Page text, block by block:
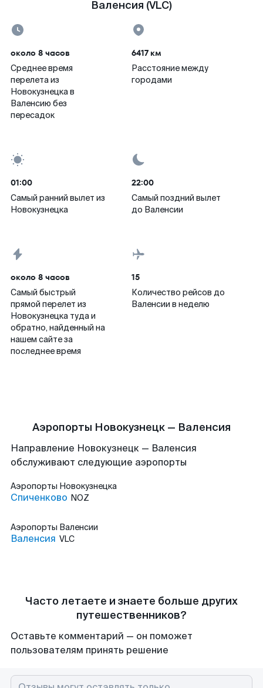
Валенсия (VLC)
около 8 часов
Среднее время
перелета из
Новокузнецка в
Валенсию без
пересадок
6417 км
Расстояние между
городами
01:00
Самый ранний вылет из
Новокузнецка
22:00
Самый поздний вылет
до Валенсии
около 8 часов
Самый быстрый
прямой перелет из
Новокузнецка туда и
обратно, найденный на
нашем сайте за
последнее время
15
Количество рейсов до
Валенсии в неделю
Аэропорты Новокузнецк — Валенсия
Направление Новокузнецк — Валенсия
обслуживают следующие аэропорты
Аэропорты Новокузнецка
Спиченково NOZ
Аэропорты Валенсии
Валенсия VLC
Часто летаете и знаете больше других
путешественников?
Оставьте комментарий — он поможет
пользователям принять решение